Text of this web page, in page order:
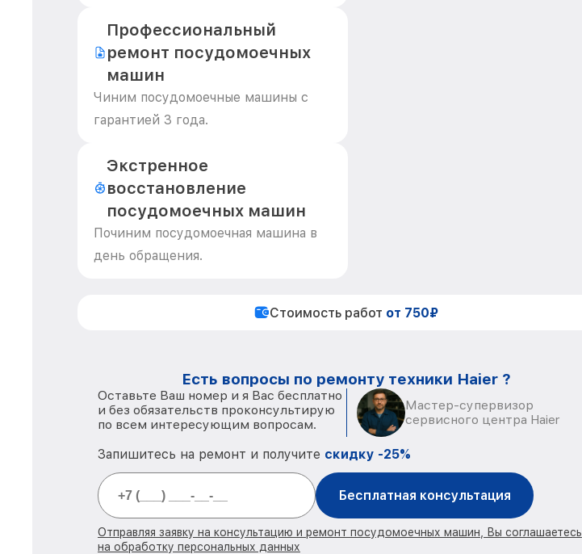
Профессиональный
ремонт посудомоечных
машин
Чиним посудомоечные машины с
гарантией 3 года.
Экстренное
восстановление
посудомоечных машин
Починим посудомоечная машина в
день обращения.
Стоимость работ от 750₽
Есть вопросы по ремонту техники Haier ?
Оставьте Ваш номер и я Вас бесплатно
и без обязательств проконсультирую
по всем интересующим вопросам.
Мастер-супервизор
сервисного центра Haier
Запишитесь на ремонт и получите скидку -25%
Бесплатная консультация
Отправляя заявку на консультацию и ремонт посудомоечных машин, Вы соглашаетесь
на обработку персональных данных